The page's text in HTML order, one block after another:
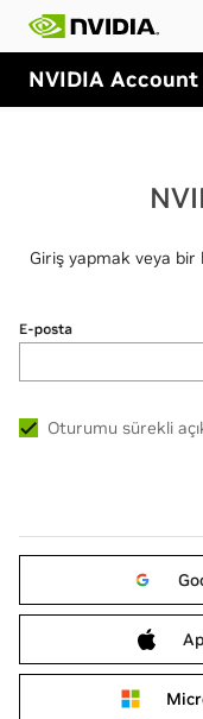
NVIDIA
Giriş yapmak veya bir
E-posta
Oturumu sürekli